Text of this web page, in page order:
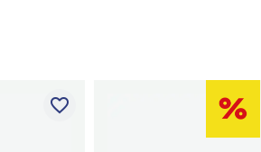
favorite_border